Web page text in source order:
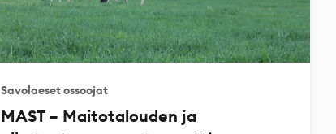
Savolaeset ossoojat
MAST – Maitotalouden ja